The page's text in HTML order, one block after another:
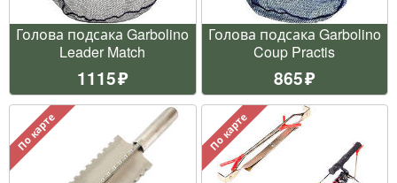
Голова подсака Garbolino
Leader Match
1115
Голова подсака Garbolino
Coup Practis
865
По карте По карте